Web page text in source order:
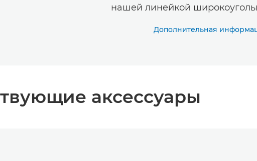
нашей линейкой
Дополнительная
аксессуары